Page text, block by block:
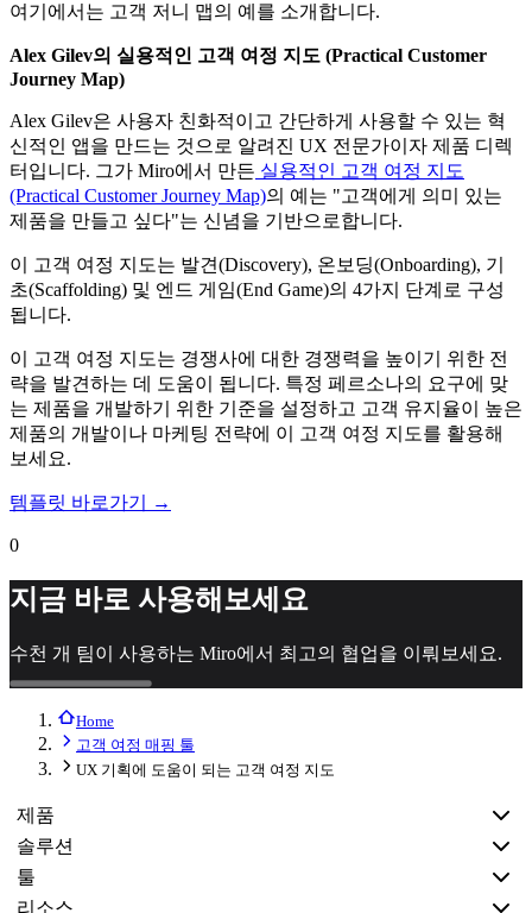
여기에서는 고객 저니 맵의 예를 소개합니다.
Alex Gilev의 실용적인 고객 여정 지도 (Practical Customer
Journey Map)
Alex Gilev은 사용자 친화적이고 간단하게 사용할 수 있는 혁
신적인 앱을 만드는 것으로 알려진 UX 전문가이자 제품 디렉
터입니다. 그가 Miro에서 만든 실용적인 고객 여정 지도
(Practical Customer Journey Map)의 예는 "고객에게 의미 있는
제품을 만들고 싶다"는 신념을 기반으로합니다.
이 고객 여정 지도는 발견(Discovery), 온보딩(Onboarding), 기
초(Scaffolding) 및 엔드 게임(End Game)의 4가지 단계로 구성
됩니다.
이 고객 여정 지도는 경쟁사에 대한 경쟁력을 높이기 위한 전
략을 발견하는 데 도움이 됩니다. 특정 페르소나의 요구에 맞
는 제품을 개발하기 위한 기준을 설정하고 고객 유지율이 높은
제품의 개발이나 마케팅 전략에 이 고객 여정 지도를 활용해
보세요.
템플릿 바로가기 →
0
지금 바로 사용해보세요
수천 개 팀이 사용하는 Miro에서 최고의 협업을 이뤄보세요.
Home
고객 여정 매핑 툴
UX 기획에 도움이 되는 고객 여정 지도
제품
솔루션
툴
리소스